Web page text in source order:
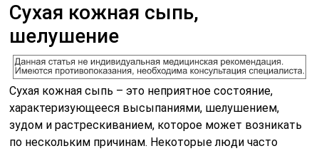
Сухая кожная сыпь,
шелушение
Сухая кожная сыпь – это неприятное состояние,
характеризующееся высыпаниями, шелушением,
зудом и растрескиванием, которое может возникать
по нескольким причинам. Некоторые люди часто